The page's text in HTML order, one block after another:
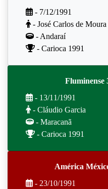
- 7/12/1991
- José Carlos de Moura
- Andaraí
- Carioca 1991
Fluminense
- 13/11/1991
- Cláudio Garcia
- Maracanã
- Carioca 1991
América
- 23/10/1991